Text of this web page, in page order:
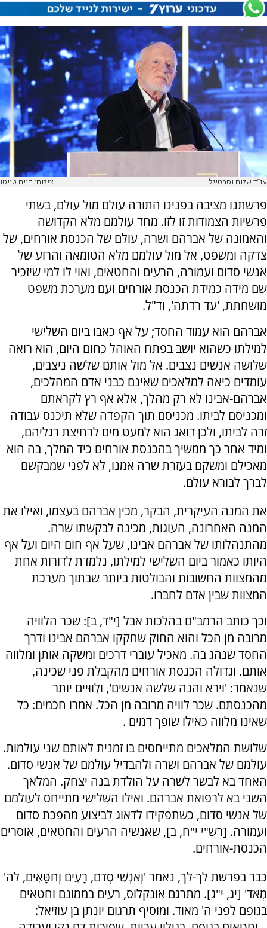
עו"ד שלום וסרטייל צילום: חיים טויטו
פרשתנו מציבה בפנינו התורה עולם מול עולם, בשתי
פרשיות הצמודות זו לזו. מחד עולמם מלא הקדושה
והאמונה של אברהם ושרה, עולם של הכנסת אורחים, של
צדקה ומשפט, אל מול עולמם מלא הטומאה והרוע של
אנשי סדום ועמורה, הרעים והחטאים, ואוי לו למי שיזכיר
שם מידה כמידת הכנסת אורחים ועם מערכת משפט
מושחתת, 'עד רדתה', וד"ל.
אברהם הוא עמוד החסד; על אף כאבו ביום השלישי
למילתו כשהוא יושב בפתח האוהל כחום היום, הוא רואה
שלושה אנשים נצבים. אל מול אותם שלשה ניצבים,
עומדים כיאה למלאכים שאינם כבני אדם המהלכים,
אברהם-אבינו לא רק מהלך, אלא אף רץ לקראתם
ומכניסם לביתו. מכניסם תוך הקפדה שלא תיכנס עבודה
זרה לביתו, ולכן דואג הוא למעט מים לרחיצת רגליהם,
ומיד אחר כך ממשיך בהכנסת אורחים כיד המלך, בה הוא
מאכילם ומשקם בעזרת שרה אמנו, לא לפני שמבקשם
לברך לבורא עולם.
את המנה העיקרית, הבקר, מכין אברהם בעצמו, ואילו את
המנה האחרונה, העוגות, מכינה לבקשתו שרה.
מהתנהלותו של אברהם אבינו, שעל אף חום היום ועל אף
היותו כאמור ביום השלישי למילתו, נלמדת לדורות אחת
מהמצוות החשובות והבולטות ביותר שבתוך מערכת
המצוות שבין אדם לחברו.
וכך כותב הרמב"ם בהלכות אבל [י"ד, ב]: שכר הלוויה
מרובה מן הכל והוא החוק שחקקו אברהם אבינו ודרך
החסד שנהג בה. מאכיל עוברי דרכים ומשקה אותן ומלווה
אותם. וגדולה הכנסת אורחים מהקבלת פני שכינה,
שנאמר: 'וירא והנה שלשה אנשים', ולִווּיים יותר
מהכנסתם. שכר לוויה מרובה מן הכל. אמרו חכמים: כל
שאינו מלווה כאילו שופך דמים .
שלושת המלאכים מתייחסים בו זמנית לאותם שני עולמות.
עולמם של אברהם ושרה ולהבדיל עולמם של אנשי סדום.
האחד בא לבשר לשרה על הולדת בנה יצחק. המלאך
השני בא לרפואת אברהם. ואילו השלישי מתייחס לעולמם
של אנשי סדום, כשתפקידו לדאוג לביצוע מהפכת סדום
ועמורה. [רש"י י"ח, ב], שאנשיה הרעים והחטאים, אוסרים
הכנסת-אורחים.
כבר בפרשת לך-לך, נאמר 'וְאַנְשֵׁי סְדֹם, רָעִים וְחַטָּאִים, לַה'
מְאֹד' [יג, י"ג]. מתרגם אונקלוס, רעים בממונם וחטאים
בגופם לפני ה' מאוד. ומוסיף תרגום יונתן בן עוזיאל: